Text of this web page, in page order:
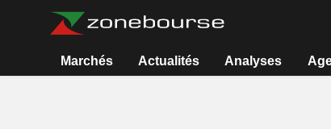
Marchés Actualités Analyses